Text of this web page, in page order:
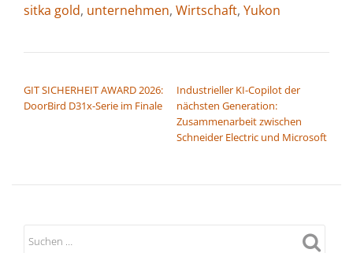
sitka gold, unternehmen, Wirtschaft, Yukon
GIT SICHERHEIT AWARD 2026:
DoorBird D31x-Serie im Finale
Industrieller KI-Copilot der
nächsten Generation:
Zusammenarbeit zwischen
Schneider Electric und Microsoft